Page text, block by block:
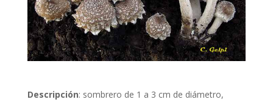
Descripción: sombrero de 1 a 3 cm de diámetro,